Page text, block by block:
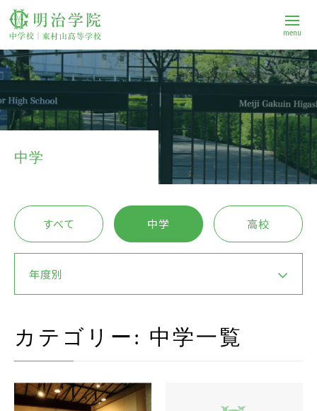
menu
学校案内
中学校
進路
Q&A
在校生・保護者の方
お問い合わせ
中学
すべて 中学 高校
年度別
カテゴリー: 中学一覧